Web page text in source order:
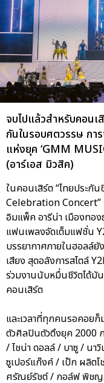
จบไปแล้วสำหรับคอน
กันในรอบศตวรรษ กา
แห่งยุค ‘GMM
(อาร์เอส มิวสิค)
ในคอนเสิร์ต “ไทยประกั
Celebration Concert”
อิมแพ็ค อารีน่า เมืองทอ
แฟนเพลงจัดเต็มแฟชั่น
บรรยากาศภายในฮอลล์
เสียง สุดอลังการสไตล์
ร่วมงานนับหมื่นชีวิตได้มั
คอนเสิร์ต
และเวลาที่ทุกคนรอคอยก็
ตัวศิลปินตัวตึงยุค 2000
/ ไชน่า ดอลล์ / บาซู / นา
ซูเปอร์แก๊งค์ / เป๊ก ผลิต
ศรัณย์รัชต์ / กอล์ฟ พิชญ